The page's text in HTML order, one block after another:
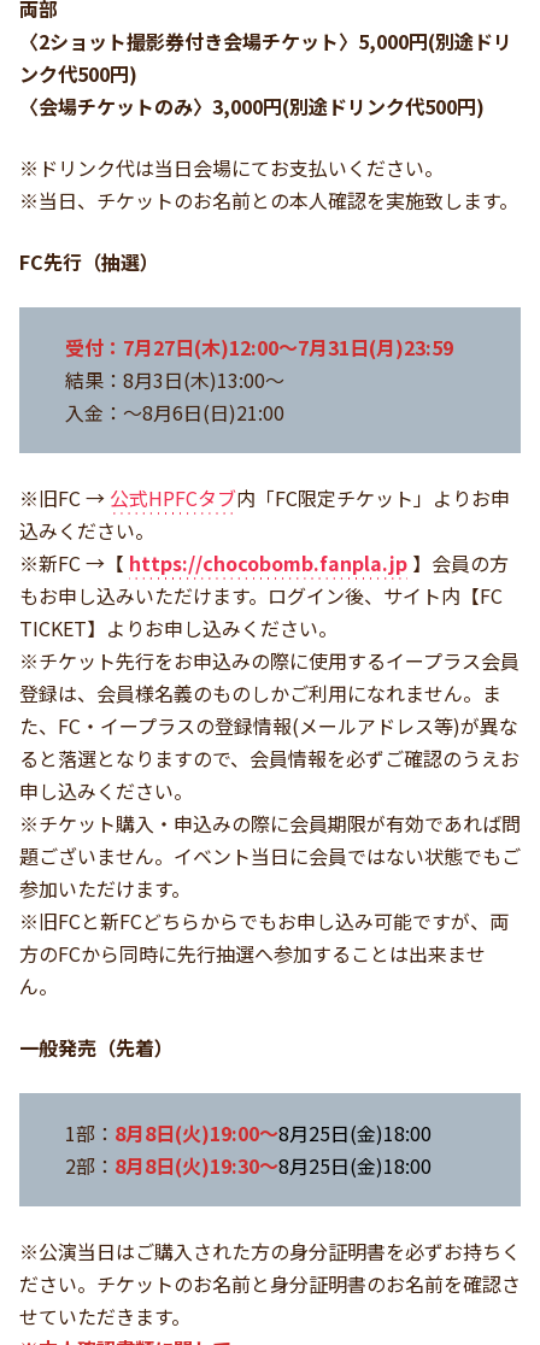
両部
〈2ショット撮影券付き会場チケット〉5,000円(別途ドリ
ンク代500円)
〈会場チケットのみ〉3,000円(別途ドリンク代500円)
※ドリンク代は当日会場にてお支払いください。
※当日、チケットのお名前との本人確認を実施致します。
FC先行（抽選）
受付：7月27日(木)12:00～7月31日(月)23:59
結果：8月3日(木)13:00～
入金：～8月6日(日)21:00
※旧FC → 公式HPFCタブ内「FC限定チケット」よりお申
込みください。
※新FC →【 https://chocobomb.fanpla.jp 】会員の方
もお申し込みいただけます。ログイン後、サイト内【FC
TICKET】よりお申し込みください。
※チケット先行をお申込みの際に使用するイープラス会員
登録は、会員様名義のものしかご利用になれません。ま
た、FC・イープラスの登録情報(メールアドレス等)が異な
ると落選となりますので、会員情報を必ずご確認のうえお
申し込みください。
※チケット購入・申込みの際に会員期限が有効であれば問
題ございません。イベント当日に会員ではない状態でもご
参加いただけます。
※旧FCと新FCどちらからでもお申し込み可能ですが、両
方のFCから同時に先行抽選へ参加することは出来ませ
ん。
一般発売（先着）
1部： 8月8日(火)19:00～8月25日(金)18:00
2部： 8月8日(火)19:30～8月25日(金)18:00
※公演当日はご購入された方の身分証明書を必ずお持ちく
ださい。チケットのお名前と身分証明書のお名前を確認さ
せていただきます。